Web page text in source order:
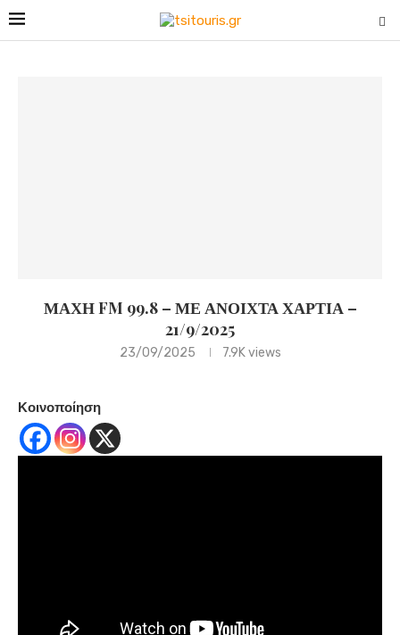
ΜΑΧΗ FM 99.8 – ΜΕ ΑΝΟΙΧΤΑ ΧΑΡΤΙΑ –
21/9/2025
23/09/2025 7.9Kviews
Κοινοποίηση